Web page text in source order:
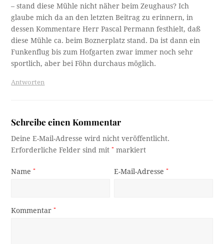
– stand diese Mühle nicht näher beim Zeughaus? Ich
glaube mich da an den letzten Beitrag zu erinnern, in
dessen Kommentare Herr Pascal Permann festhielt, daß
diese Mühle ca. beim Boznerplatz stand. Da ist dann ein
Funkenflug bis zum Hofgarten zwar immer noch sehr
sportlich, aber bei Föhn durchaus möglich.
Antworten
Schreibe einen Kommentar
Deine E-Mail-Adresse wird nicht veröffentlicht.
Erforderliche Felder sind mit* markiert
Name* E-Mail-Adresse*
Kommentar*